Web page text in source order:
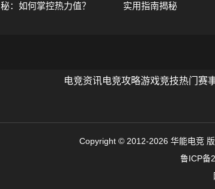
秘：如何掌控热力值？
实用指南揭秘
电竞资讯电竞攻略游戏竞技热门赛
Copyright © 2012-2026 华能电竞
鲁ICP备